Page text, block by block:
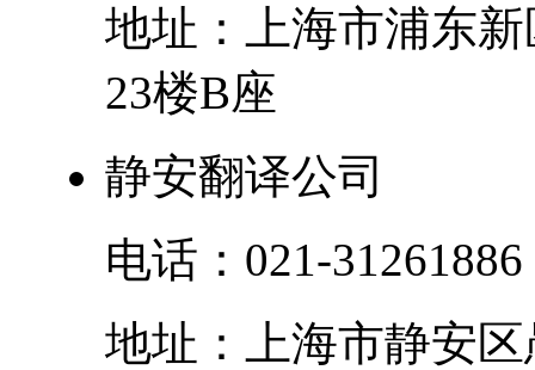
地址：
上海市浦东新
23楼B座
静安翻译公司
电话： 021-31261886
地址：
上海市静安区